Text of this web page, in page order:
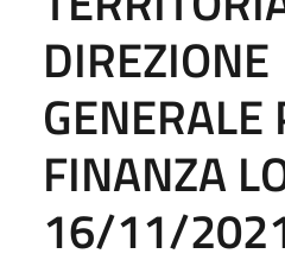
DIREZIONE
GENERALE
FINANZA
16/11/